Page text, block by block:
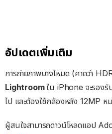
อัปเดตเพิ่มเติม
การถ่ายภาพบางโหมด (คาดว่า
Lightroomใน iPhone จะรอง
ไป และต้องใช้กล้องหลัง 12MP
ผู้สนใจสามารถดาวน์โหลดแอป